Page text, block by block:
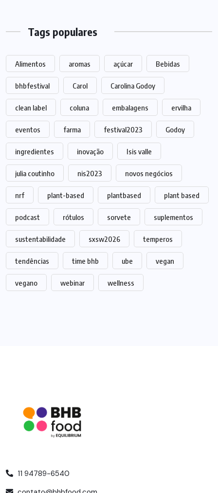
Tags populares
Alimentos aromas açúcar Bebidas
bhbfestival Carol Carolina Godoy
clean label coluna embalagens ervilha
eventos farma festival2023 Godoy
ingredientes inovação Isis valle
julia coutinho nis2023 novos negócios
nrf plant-based plantbased plant based
podcast rótulos sorvete suplementos
sustentabilidade sxsw2026 temperos
tendências time bhb ube vegan
vegano webinar wellness
11 94789-6540